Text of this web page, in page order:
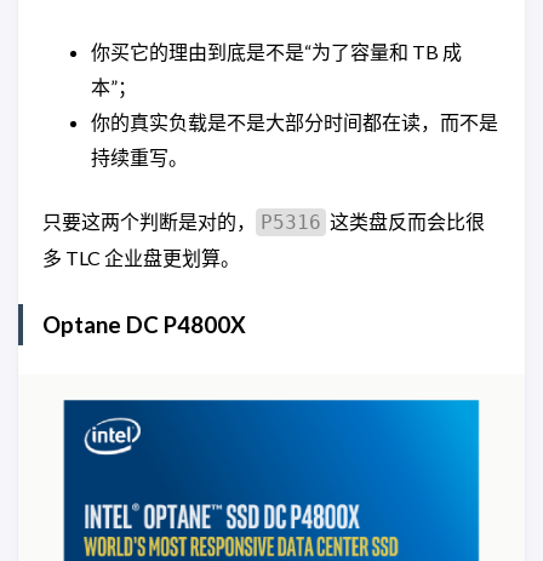
你买它的理由到底是不是“为了容量和 TB 成
本”；
你的真实负载是不是大部分时间都在读，而不是
持续重写。
只要这两个判断是对的， P5316 这类盘反而会比很
多 TLC 企业盘更划算。
Optane DC P4800X